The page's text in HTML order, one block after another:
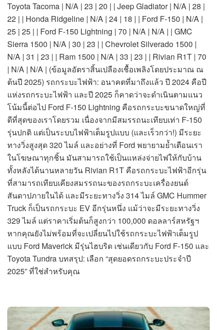
Toyota Tacoma | N/A | 23 | 20 | | Jeep Gladiator | N/A | 28 |
22 | | Honda Ridgeline | N/A | 24 | 18 | | Ford F-150 | N/A |
25 | 25 | | Ford F-150 Lightning | 70 | N/A | N/A | | GMC
Sierra 1500 | N/A | 30 | 23 | | Chevrolet Silverado 1500 |
N/A | 31 | 23 | | Ram 1500 | N/A | 33 | 23 | | Rivian R1T | 70
| N/A | N/A | (ข้อมูลอัตราสิ้นเปลืองเชื้อเพลิงโดยประมาณ ณ
ต้นปี 2025) รถกระบะไฟฟ้า: อนาคตที่มาถึงแล้ว ปี 2024 คือปี
แห่งรถกระบะไฟฟ้า และปี 2025 ก็คาดว่าจะดำเนินตามแนว
โน้มนี้ต่อไป Ford F-150 Lightning คือรถกระบะขนาดใหญ่ที่
ดีที่สุดของเราโดยรวม เนื่องจากมีสมรรถนะเทียบเท่า F-150
รุ่นปกติ แต่เป็นระบบไฟฟ้าเต็มรูปแบบ (และเร็วกว่า!) มีระยะ
ทางวิ่งสูงสุด 320 ไมล์ และอย่างที่ Ford พยายามย้ำเตือนเรา
ในโฆษณาทุกชิ้น มันสามารถใช้เป็นแหล่งจ่ายไฟให้กับบ้าน
ทั้งหลังได้นานหลายวัน Rivian R1T คือรถกระบะไฟฟ้าอีกรุ่น
ที่สามารถเทียบเคียงสมรรถนะของรถกระบะเครื่องยนต์
สันดาปภายในได้ และมีระยะทางวิ่ง 314 ไมล์ GMC Hummer
Truck ก็เป็นรถกระบะ EV อีกรุ่นหนึ่ง แม้ว่าจะมีระยะทางวิ่ง
329 ไมล์ แต่ราคาเริ่มต้นก็สูงกว่า 100,000 ดอลลาร์สหรัฐฯ
หากคุณยังไม่พร้อมที่จะเปลี่ยนไปใช้รถกระบะไฟฟ้าเต็มรูป
แบบ Ford Maverick มีรุ่นไฮบริด เช่นเดียวกับ Ford F-150 และ
Toyota Tundra บทสรุป: เลือก “สุดยอดรถกระบะประจำปี
2025” ที่ใช่สำหรับคุณ